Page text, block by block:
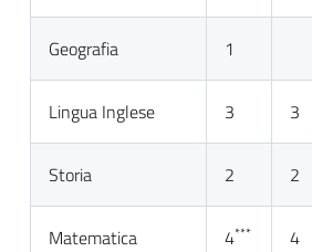
Geografia 1
Lingua Inglese 3 3
Storia 2 2
Matematica 4*** 4